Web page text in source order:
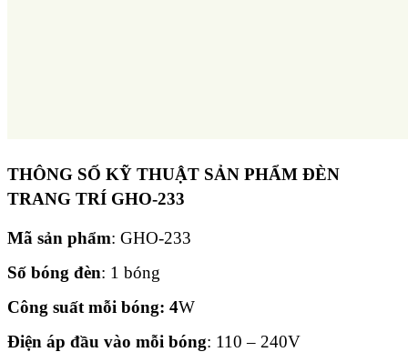
THÔNG SỐ KỸ THUẬT SẢN PHẨM ĐÈN
TRANG TRÍ GHO-233
Mã sản phẩm: GHO-233
Số bóng đèn: 1 bóng
Công suất mỗi bóng: 4W
Điện áp đầu vào mỗi bóng: 110 – 240V